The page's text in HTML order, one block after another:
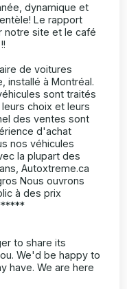
dynamique et
Le rapport
notre site et le café
de voitures
installé à Montréal.
sont traités
choix et leurs
des ventes sont
d'achat
nos véhicules
la plupart des
Autoxtreme.ca
Nous ouvrons
à des prix
to share its
We'd be happy to
have. We are here